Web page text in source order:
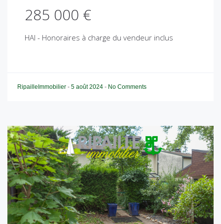
285 000 €
HAI - Honoraires à charge du vendeur inclus
RipailleImmobilier - 5 août 2024 - No Comments